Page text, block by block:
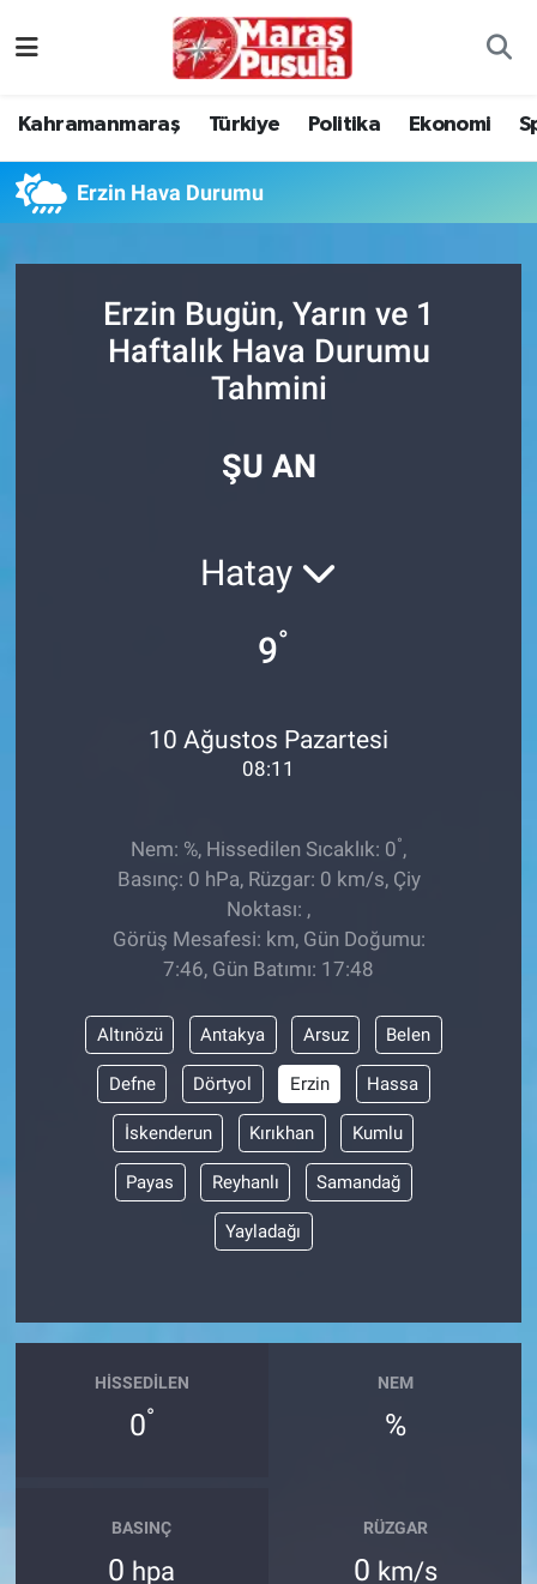
Kahramanmaraş Türkiye Politika Ekonomi
Erzin Hava Durumu
Erzin Bugün, Yarın ve 1
Haftalık Hava Durumu
Tahmini
ŞU AN
Hatay
9°
10 Ağustos Pazartesi
08:11
Nem: %, Hissedilen Sıcaklık: 0°,
Basınç: 0 hPa, Rüzgar: 0 km/s, Çiy
Noktası: ,
Görüş Mesafesi: km, Gün Doğumu:
7:46, Gün Batımı: 17:48
Altınözü Antakya Arsuz Belen
Defne Dörtyol Erzin Hassa
İskenderun Kırıkhan Kumlu
Payas Reyhanlı Samandağ
Yayladağı
HISSEDILEN
0°
NEM
%
BASINÇ
0 hpa
RÜZGAR
0 km/s
Ekonomi
ASAYİŞ
ÇEVRE
EĞİTİM
BİLİM VE TEKNOLOJİ
Güvenlik
Süper Lig Puan Durumu ve Fikstür
Son Dakika Haberleri